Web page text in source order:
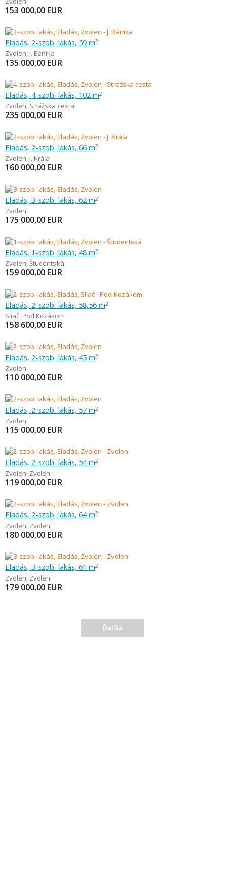
153 000,00 EUR
Eladás, 2-szob. lakás, 59 m2
Zvolen, J. Bánika
135 000,00 EUR
Eladás, 4-szob. lakás, 102 m2
Zvolen, Strážska cesta
235 000,00 EUR
Eladás, 2-szob. lakás, 66 m2
Zvolen, J. Kráľa
160 000,00 EUR
Eladás, 3-szob. lakás, 62 m2
Zvolen
175 000,00 EUR
Eladás, 1-szob. lakás, 48 m2
Zvolen,Študentská
159 000,00 EUR
Eladás, 2-szob. lakás, 58,56 m2
Sliač, Pod Kozákom
158 600,00 EUR
Eladás, 2-szob. lakás, 45 m2
Zvolen
110 000,00 EUR
Eladás, 2-szob. lakás, 57 m2
Zvolen
115 000,00 EUR
Eladás, 2-szob. lakás, 54 m2
Zvolen, Zvolen
119 000,00 EUR
Eladás, 2-szob. lakás, 64 m2
Zvolen, Zvolen
180 000,00 EUR
Eladás, 3-szob. lakás, 61 m2
Zvolen, Zvolen
179 000,00 EUR
Ďalšia